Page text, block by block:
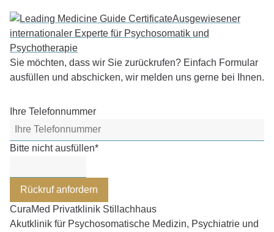
Ausgewiesener
internationaler Experte für Psychosomatik und
Psychotherapie
Sie möchten, dass wir Sie zurückrufen? Einfach Formular
ausfüllen und abschicken, wir melden uns gerne bei Ihnen.
Ihre Telefonnummer
Bitte nicht ausfüllen*
Rückruf anfordern
CuraMed Privatklinik Stillachhaus
Akutklinik für Psychosomatische Medizin, Psychiatrie und